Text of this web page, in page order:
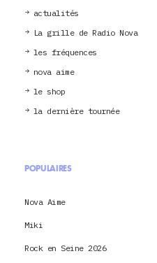
actualités
La grille de Radio Nova
les fréquences
nova aime
le shop
la dernière tournée
POPULAIRES
Nova Aime
Miki
Rock en Seine 2026